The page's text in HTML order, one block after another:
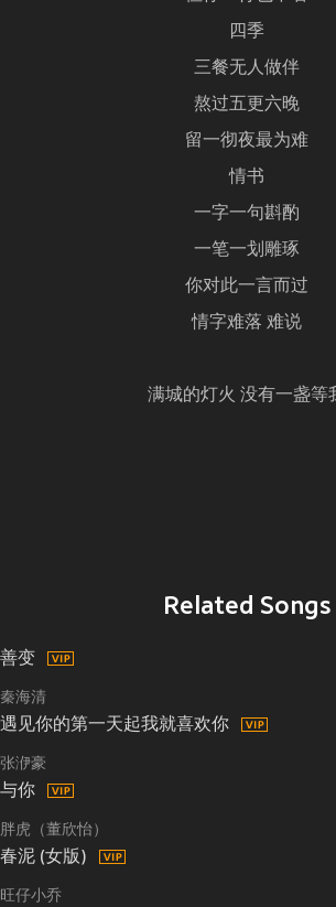
四季
三餐无人做伴
熬过五更六晚
留一彻夜最为难
情书
一字一句斟酌
一笔一划雕琢
你对此一言而过
情字难落 难说
满城的灯火 没有一盏等
Related Songs
善变
秦海清
遇见你的第一天起我就喜欢你
张洢豪
与你
胖虎（董欣怡）
春泥 (女版)
旺仔小乔